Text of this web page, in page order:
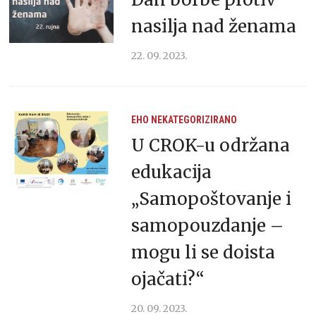
nasilja nad ženama
22. 09. 2023.
EHO NEKATEGORIZIRANO
U CROK-u održana
edukacija
„Samopoštovanje i
samopouzdanje –
mogu li se doista
ojačati?“
20. 09. 2023.